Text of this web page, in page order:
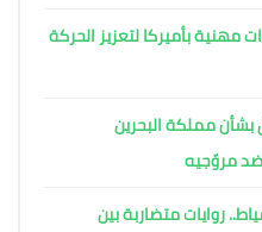
مهنية بأميركا لتعزيز الحركة
بشأن مملكة البحرين
ضد مروّجيه
روايات متضاربة بين